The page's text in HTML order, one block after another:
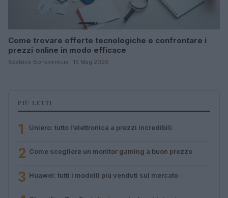
Come trovare offerte tecnologiche e confrontare i
prezzi online in modo efficace
Beatrice Bonaventura · 15 Mag 2026
PIÙ LETTI
1 Uniero: tutto l’elettronica a prezzi incredibili
2 Come scegliere un monitor gaming a buon prezzo
3 Huawei: tutti i modelli più venduti sul mercato